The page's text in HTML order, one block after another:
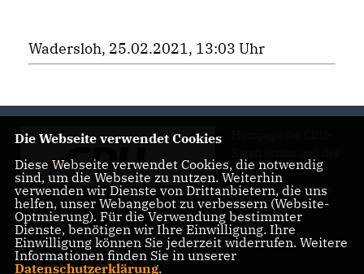
Wadersloh, 25.02.2021, 13:03 Uhr
CDU-
Gemeindeverbands
Wadersloh
Die Webseite verwendet Cookies
Diese Webseite verwendet Cookies, die notwendig
sind, um die Webseite zu nutzen. Weiterhin
verwenden wir Dienste von Drittanbietern, die uns
helfen, unser Webangebot zu verbessern (Website-
Optmierung). Für die Verwendung bestimmter
Dienste, benötigen wir Ihre Einwilligung. Ihre
Einwilligung können Sie jederzeit widerrufen. Weitere
Informationen finden Sie in unserer
Datenschutzerklärung.